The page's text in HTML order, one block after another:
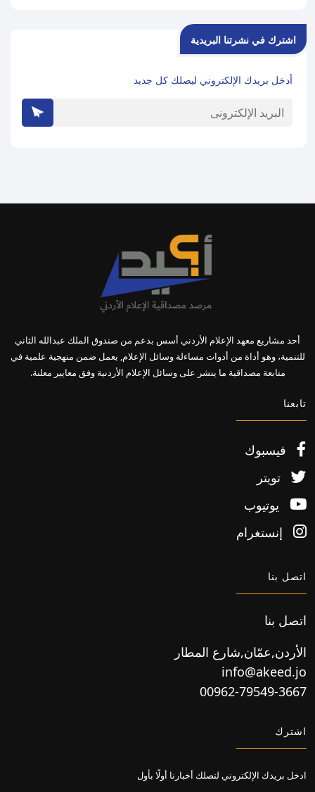
اشترك في نشرتنا البريدية
أدخل بريدك الإلكتروني ليصلك كل جديد
أحد مشاريع معهد الإعلام الأردني أسس بدعم من صندوق الملك عبدالله الثاني
للتنمية، وهو أداة من أدوات مساءلة وسائل الإعلام, يعمل ضمن منهجية علمية في
متابعة مصداقية ما ينشر على وسائل الإعلام الأردنية وفق معايير معلنة.
تابعنا
فيسبوك
تويتر
يوتيوب
إنستغرام
اتصل بنا
اتصل بنا
الأردن,عمّان,شارع المطار
info@akeed.jo
00962-79549-3667
اشترك
ادخل بريدك الإلكتروني لتصلك أخبارنا أولًا بأول